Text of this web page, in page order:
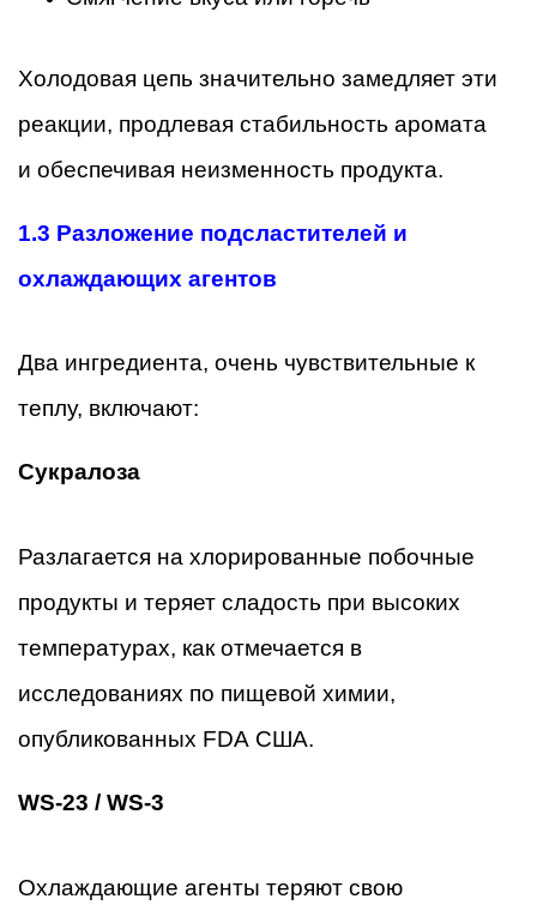
Холодовая цепь значительно замедляет эти
реакции, продлевая стабильность аромата
и обеспечивая неизменность продукта.
1.3 Разложение подсластителей и
охлаждающих агентов
Два ингредиента, очень чувствительные к
теплу, включают:
Сукралоза
Разлагается на хлорированные побочные
продукты и теряет сладость при высоких
температурах, как отмечается в
исследованиях по пищевой химии,
опубликованных FDA США.
WS-23 / WS-3
Охлаждающие агенты теряют свою